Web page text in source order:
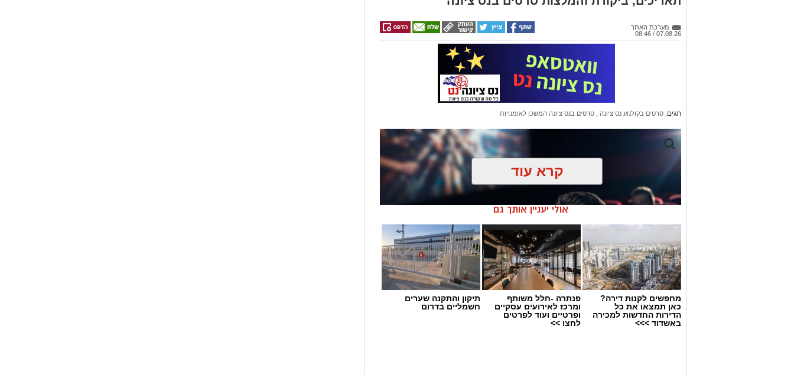
מערכת האתר
07.08.26 / 08:46
תגים: סרטים בקולנוע נס ציונה סרטים בנס ציונה המשכן לאומנויות
קרא עוד
אולי יעניין אותך גם
מחפשים לקנות דירה?
כאן תמצאו את כל
הדירות החדשות למכירה
באשדוד >>>
פנתרה -חלל משותף
ומרכז לאירועים עסקיים
ופרטיים ועוד לפרטים
לחצו >>
תיקון והתקנה שערים
חשמליים בדרום